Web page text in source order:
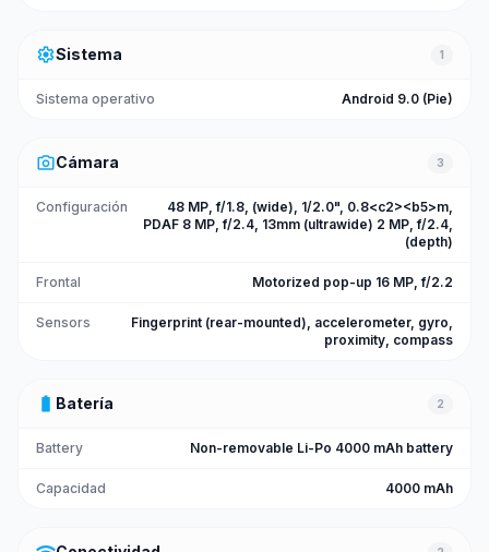
settingsSistema 1
Sistema operativo Android 9.0 (Pie)
photo_cameraCámara 3
Configuración
48 MP, f/1.8, (wide), 1/2.0", 0.8<c2><b5>m,
PDAF 8 MP, f/2.4, 13mm (ultrawide) 2 MP, f/2.4,
(depth)
Frontal Motorized pop-up 16 MP, f/2.2
Sensors
Fingerprint (rear-mounted), accelerometer, gyro,
proximity, compass
battery_full Batería 2
Battery Non-removable Li-Po 4000 mAh battery
Capacidad 4000 mAh